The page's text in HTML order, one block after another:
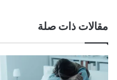
مقالات ذات صلة